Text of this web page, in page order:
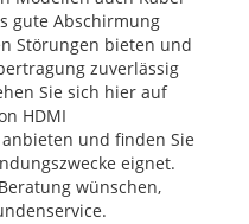
gute Abschirmung
Störungen bieten und
zuverlässig
Sie sich hier auf
HDMI
und finden Sie
eignet.
wünschen,